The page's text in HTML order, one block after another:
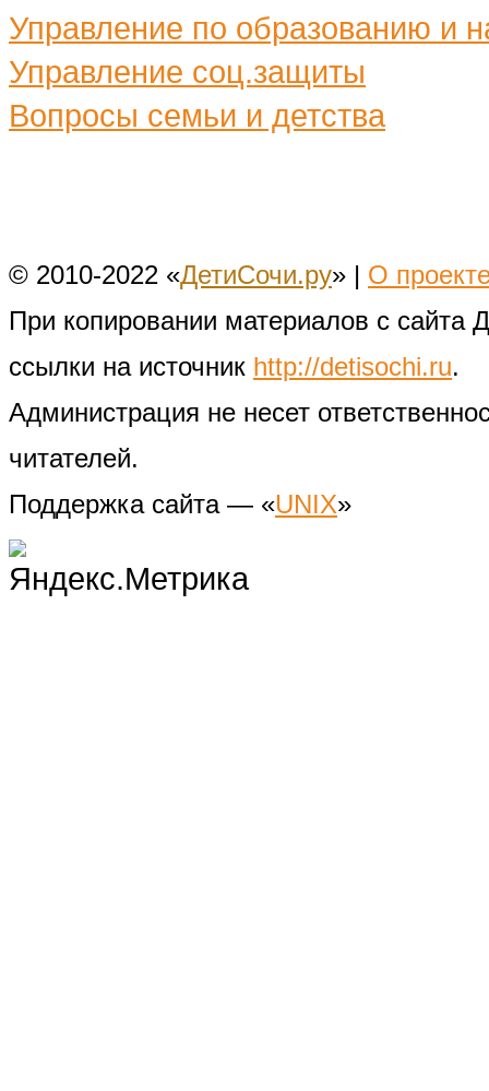
Управление по образованию и
Управление соц.защиты
Вопросы семьи и детства
© 2010-2022 «ДетиСочи.ру» | О
При копировании материалов с сайта
ссылки на источник http://detisochi.ru.
Администрация не несет
читателей.
Поддержка сайта — «UNIX»